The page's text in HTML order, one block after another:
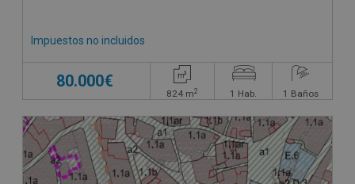
Impuestos no incluidos
80.000€
824 m2 1 Hab. 1 Baños